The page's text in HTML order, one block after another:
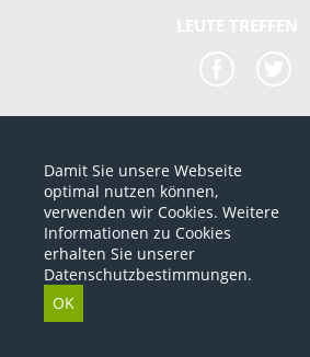
*alle Preise sind netto Preise
© 2012-2026 www.dropshipping-marktplatz.de
Damit Sie unsere Webseite
optimal nutzen können,
verwenden wir Cookies. Weitere
Informationen zu Cookies
erhalten Sie unserer
Datenschutzbestimmungen.
OK